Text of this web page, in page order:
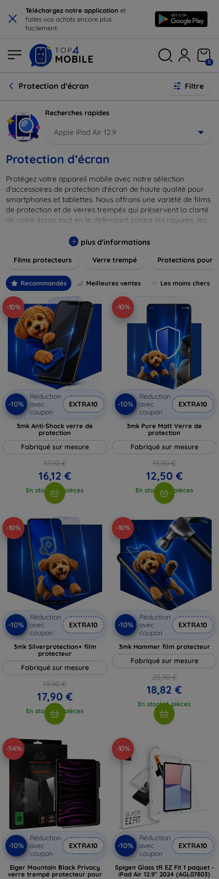
× Téléchargez notre application et
faites vos achats encore plus
facilement.
0
Protection d’écran Filtre
Recherches rapides
Apple iPad Air 12.9
Protection d’écran
Protégez votre appareil mobile avec notre sélection
d'accessoires de protection d'écran de haute qualité pour
smartphones et tablettes. Nous offrons une variété de films
de protection et de verres trempés qui préservent la clarté
de votre écran tout en le défendant contre les rayures, les
s'adapter parfaitement à votre appareil, garantissant une
compromis sur la sensibilité tactile. Explorez notre gamme
besoins et assurez-vous que votre écran reste comme neuf,
longtemps.
plus d'informations
Films protecteurs Verre trempé Protections pour
Recommandés Meilleures ventes Les moins chers
-10%
-10%
Réduction
avec
coupon
EXTRA10
3mk Anti-Shock verre de
protection
Fabriqué sur mesure
17,90 €
16,12 €
En stock > 5 pièces
-10%
-10%
Réduction
avec
coupon
EXTRA10
3mk Pure Matt Verre de
protection
Fabriqué sur mesure
13,90 €
12,50 €
En stock > 5 pièces
-10%
-10%
Réduction
avec
coupon
EXTRA10
3mk Silverprotection+ film
protecteur
Fabriqué sur mesure
19,90 €
17,90 €
En stock > 5 pièces
-10%
-10%
Réduction
avec
coupon
EXTRA10
3mk Hammer film protecteur
Fabriqué sur mesure
20,90 €
18,82 €
En stock 4 pièces
-54%
-10%
Réduction
avec
coupon
EXTRA10
Eiger Mountain Black Privacy
verre trempé protecteur pour
-10%
-10%
Réduction
avec
coupon
EXTRA10
Spigen Glass tR EZ Fit 1 paquet -
iPad Air 12.9" 2024 (AGL07803)